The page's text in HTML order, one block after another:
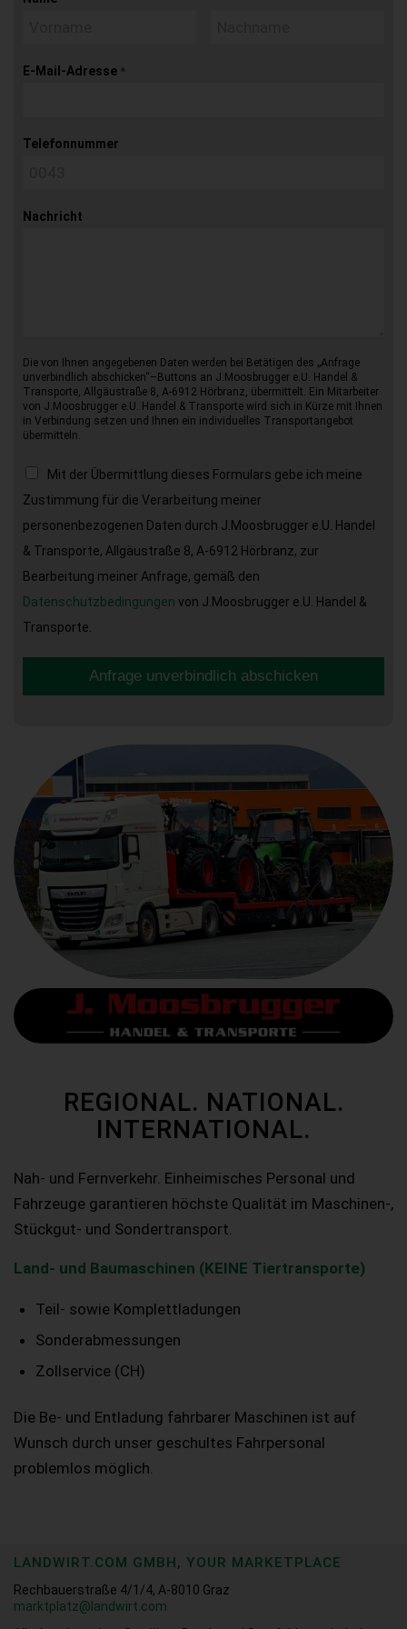
E-Mail-Adresse *
Telefonnummer
Nachricht
Die von Ihnen angegebenen Daten werden bei Betätigen des „Anfrage
unverbindlich abschicken“–Buttons an J.Moosbrugger e.U. Handel &
Transporte, Allgäustraße 8, A-6912 Hörbranz, übermittelt. Ein Mitarbeiter
von J.Moosbrugger e.U. Handel & Transporte wird sich in Kürze mit Ihnen
in Verbindung setzen und Ihnen ein individuelles Transportangebot
übermitteln.
Mit der Übermittlung dieses Formulars gebe ich meine
Zustimmung für die Verarbeitung meiner
personenbezogenen Daten durch J.Moosbrugger e.U. Handel
& Transporte, Allgäustraße 8, A-6912 Hörbranz, zur
Bearbeitung meiner Anfrage, gemäß den
Datenschutzbedingungen von J.Moosbrugger e.U. Handel &
Transporte.
Anfrage unverbindlich abschicken
REGIONAL. NATIONAL.
INTERNATIONAL.
Nah- und Fernverkehr. Einheimisches Personal und
Fahrzeuge garantieren höchste Qualität im Maschinen-,
Stückgut- und Sondertransport.
Land- und Baumaschinen (KEINE Tiertransporte)
Teil- sowie Komplettladungen
Sonderabmessungen
Zollservice (CH)
Die Be- und Entladung fahrbarer Maschinen ist auf
Wunsch durch unser geschultes Fahrpersonal
problemlos möglich.
LANDWIRT.COM GMBH, YOUR MARKETPLACE
Rechbauerstraße 4/1/4, A-8010 Graz
marktplatz@landwirt.com